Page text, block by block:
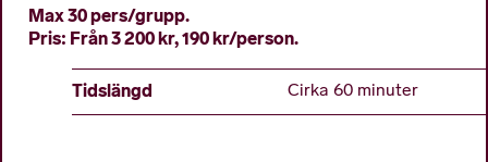
Max 30 pers/grupp.
Pris: Från 3 200 kr, 190 kr/person.
Tidslängd Cirka 60 minuter